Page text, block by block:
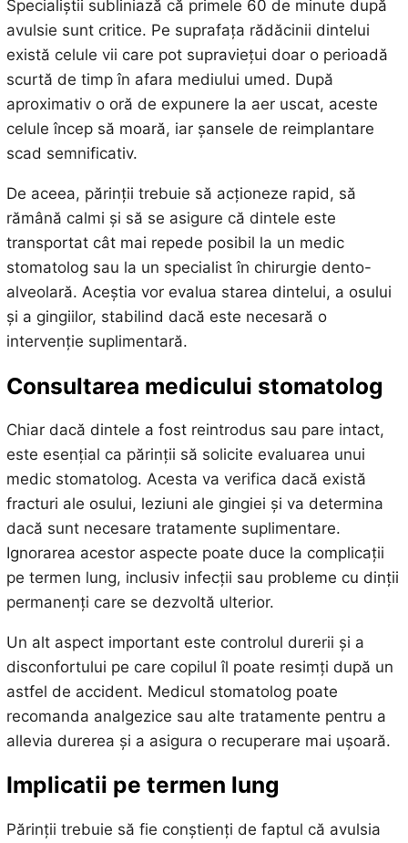
Specialiștii subliniază că primele 60 de minute după
avulsie sunt critice. Pe suprafața rădăcinii dintelui
există celule vii care pot supraviețui doar o perioadă
scurtă de timp în afara mediului umed. După
aproximativ o oră de expunere la aer uscat, aceste
celule încep să moară, iar șansele de reimplantare
scad semnificativ.
De aceea, părinții trebuie să acționeze rapid, să
rămână calmi și să se asigure că dintele este
transportat cât mai repede posibil la un medic
stomatolog sau la un specialist în chirurgie dento-
alveolară. Aceștia vor evalua starea dintelui, a osului
și a gingiilor, stabilind dacă este necesară o
intervenție suplimentară.
Consultarea medicului stomatolog
Chiar dacă dintele a fost reintrodus sau pare intact,
este esențial ca părinții să solicite evaluarea unui
medic stomatolog. Acesta va verifica dacă există
fracturi ale osului, leziuni ale gingiei și va determina
dacă sunt necesare tratamente suplimentare.
Ignorarea acestor aspecte poate duce la complicații
pe termen lung, inclusiv infecții sau probleme cu dinții
permanenți care se dezvoltă ulterior.
Un alt aspect important este controlul durerii și a
disconfortului pe care copilul îl poate resimți după un
astfel de accident. Medicul stomatolog poate
recomanda analgezice sau alte tratamente pentru a
allevia durerea și a asigura o recuperare mai ușoară.
Implicatii pe termen lung
Părinții trebuie să fie conștienți de faptul că avulsia